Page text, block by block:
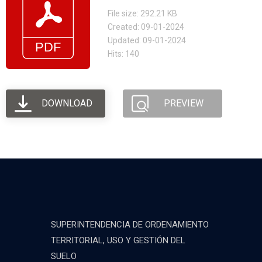
File size: 292.21 KB
Created: 09-01-2024
Updated: 09-01-2024
Hits: 140
DOWNLOAD PREVIEW
SUPERINTENDENCIA DE ORDENAMIENTO
TERRITORIAL, USO Y GESTIÓN DEL
SUELO